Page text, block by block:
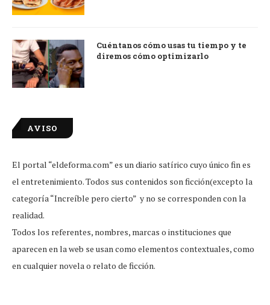
Cuéntanos cómo usas tu tiempo y te
diremos cómo optimizarlo
AVISO
El portal “eldeforma.com” es un diario satírico cuyo único fin es
el entretenimiento. Todos sus contenidos son ficción(excepto la
categoría “Increíble pero cierto” y no se corresponden con la
realidad.
Todos los referentes, nombres, marcas o instituciones que
aparecen en la web se usan como elementos contextuales, como
en cualquier novela o relato de ficción.